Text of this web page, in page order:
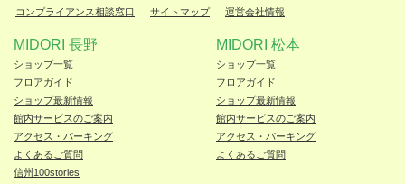
コンプライアンス相談窓口 サイトマップ 運営会社情報
MIDORI 長野
ショップ一覧
フロアガイド
ショップ最新情報
館内サービスのご案内
アクセス・パーキング
よくあるご質問
信州100stories
MIDORI 松本
ショップ一覧
フロアガイド
ショップ最新情報
館内サービスのご案内
アクセス・パーキング
よくあるご質問